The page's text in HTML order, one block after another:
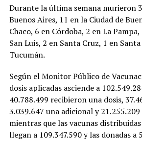
Durante la última semana murieron
Buenos Aires, 11 en la Ciudad de
Chaco, 6 en Córdoba, 2 en La
San Luis, 2 en Santa Cruz, 1 en
Tucumán.
Según el Monitor Público de
dosis aplicadas asciende a
40.788.499 recibieron una dosis,
3.039.647 una adicional y
mientras que las vacunas
llegan a 109.347.590 y las donadas a